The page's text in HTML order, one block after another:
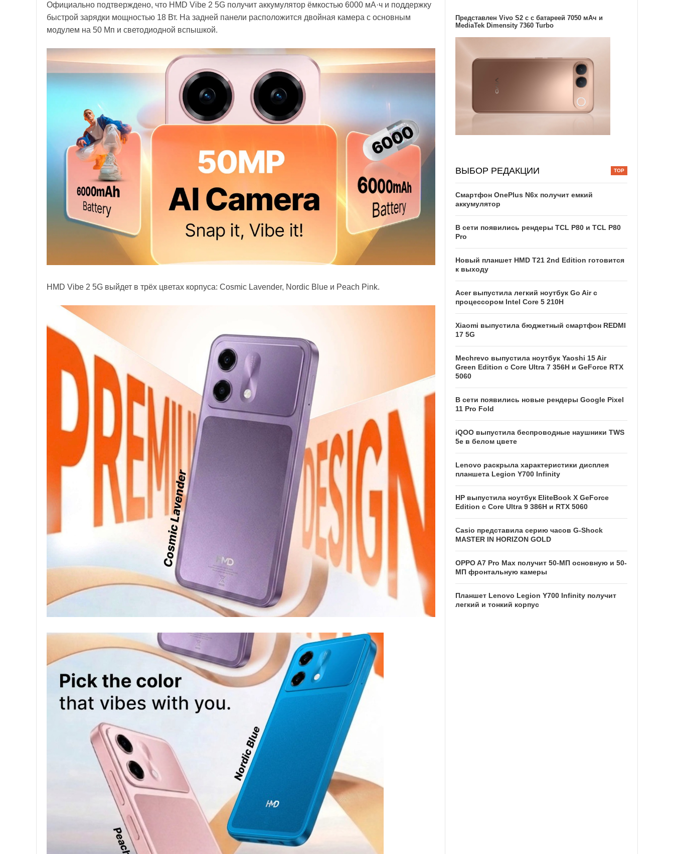
Официально подтверждено, что HMD Vibe 2 5G получит аккумулятор ёмкостью 6000 мА·ч и поддержку
быстрой зарядки мощностью 18 Вт. На задней панели расположится двойная камера с основным
модулем на 50 Мп и светодиодной вспышкой.
HMD Vibe 2 5G выйдет в трёх цветах корпуса: Cosmic Lavender, Nordic Blue и Peach Pink.
Представлен Vivo S2 с с батареей 7050 мАч и
MediaTek Dimensity 7360 Turbo
ВЫБОР РЕДАКЦИИ
Смартфон OnePlus N6x получит емкий
аккумулятор
В сети появились рендеры TCL P80 и TCL P80
Pro
Новый планшет HMD T21 2nd Edition готовится
к выходу
Acer выпустила легкий ноутбук Go Air c
процессором Intel Core 5 210H
Xiaomi выпустила бюджетный смартфон REDMI
17 5G
Mechrevo выпустила ноутбук Yaoshi 15 Air
Green Edition с Core Ultra 7 356H и GeForce RTX
5060
В сети появились новые рендеры Google Pixel
11 Pro Fold
iQOO выпустила беспроводные наушники TWS
5e в белом цвете
Lenovo раскрыла характеристики дисплея
планшета Legion Y700 Infinity
HP выпустила ноутбук EliteBook X GeForce
Edition с Core Ultra 9 386H и RTX 5060
Casio представила серию часов G-Shock
MASTER IN HORIZON GOLD
OPPO A7 Pro Max получит 50-МП основную и 50-
МП фронтальную камеры
Планшет Lenovo Legion Y700 Infinity получит
легкий и тонкий корпус